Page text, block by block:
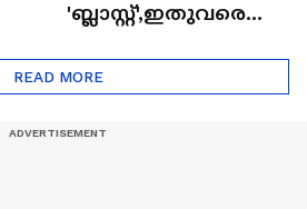
'ബ്ലാസ്റ്റ്',ഇതുവരെയു
റിപ്പോർട്ട് പുറത്ത് |
Blast
READ MORE